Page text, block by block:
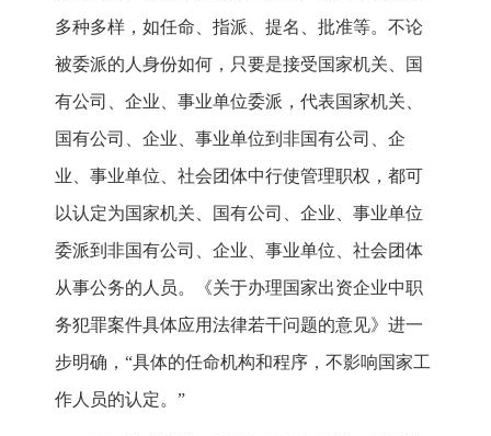
多种多样，如任命、指派、提名、批准等。不论
被委派的人身份如何，只要是接受国家机关、国
有公司、企业、事业单位委派，代表国家机关、
国有公司、企业、事业单位到非国有公司、企
业、事业单位、社会团体中行使管理职权，都可
以认定为国家机关、国有公司、企业、事业单位
委派到非国有公司、企业、事业单位、社会团体
从事公务的人员。《关于办理国家出资企业中职
务犯罪案件具体应用法律若干问题的意见》进一
步明确，“具体的任命机构和程序，不影响国家工
作人员的认定。”